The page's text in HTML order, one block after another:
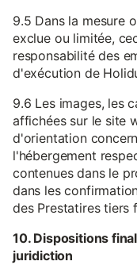
9.5 Dans la mesure
exclue ou limitée,
responsabilité des
d'exécution de
9.6 Les images, les
affichées sur le site
d'orientation
l'hébergement
contenues dans le
dans les
des Prestatires tiers
10. Dispositions
juridiction